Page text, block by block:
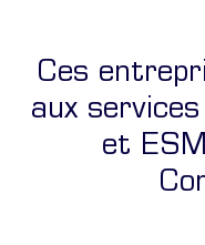
Ces
aux
et